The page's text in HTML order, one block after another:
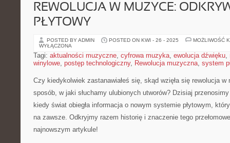
REWOLUCJA W MUZYCE:
PŁYTOWY
POSTED BY ADMIN POSTED ON KWI - 26 - 2025
MOŻLIWOŚĆ
WYŁĄCZONA
Tagi: aktualności muzyczne, cyfrowa muzyka, ewolucja dźwięku,
winylowe, postęp technologiczny, Rewolucja muzyczna, system
Czy kiedykolwiek zastanawiałeś się, ‍skąd wzięła się ‍rewolucja w
sposób, w jaki słuchamy ulubionych utworów? Dzisiaj
kiedy‍ świat obiegła informacja o nowym systemie płytowym,
na zawsze. Odkryjmy razem historię i znaczenie tego
najnowszym artykule!